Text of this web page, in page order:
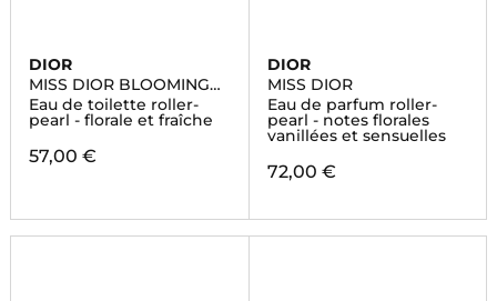
DIOR
MISS DIOR BLOOMING
BOUQUET
Eau de toilette roller-
pearl - florale et fraîche
57,00 €
DIOR
MISS DIOR
Eau de parfum roller-
pearl - notes florales
vanillées et sensuelles
72,00 €